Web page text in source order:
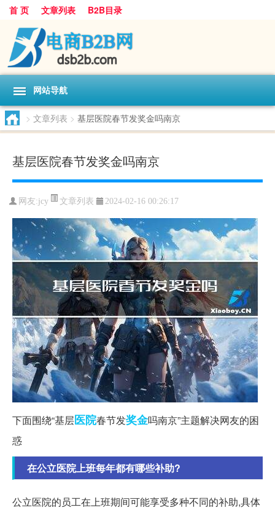
首 页 文章列表 B2B目录
网站导航
> 文章列表 > 基层医院春节发奖金吗南京
基层医院春节发奖金吗南京
网友:jcy 文章列表 2024-02-16 00:26:17
下面围绕“基层医院春节发奖金吗南京”主题解决网友的困
惑
在公立医院上班每年都有哪些补助?
公立医院的员工在上班期间可能享受多种不同的补助,具体